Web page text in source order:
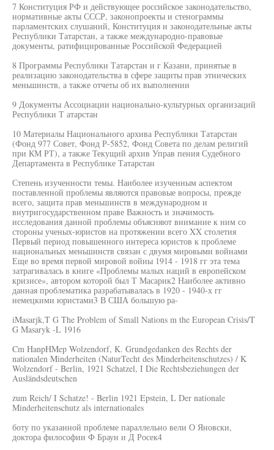
7 Конституция РФ и действующее российское законодательство,
нормативные акты СССР, законопроекты и стенограммы
парламентских слушаний, Конституция и законодательные акты
Республики Татарстан, а также международно-правовые
документы, ратифицированные Российской Федерацией
8 Программы Республики Татарстан и г Казани, принятые в
реализацию законодательства в сфере защиты прав этнических
меньшинств, а также отчеты об их выполнении
9 Документы Ассоциации национально-культурных организаций
Республики Т атарстан
10 Материалы Национального архива Республики Татарстан
(Фонд 977 Совет, Фонд Р-5852, Фонд Совета по делам религий
при КМ РТ), а также Текущий архив Управ пения Судебного
Департамента в Республике Татарстан
Степень изученности темы. Наиболее изученным аспектом
поставленной проблемы являются правовые вопросы, прежде
всего, защита прав меньшинств в международном и
внутригосударственном праве Важность и значимость
исследования данной проблемы объясняют внимание к ним со
стороны ученых-юристов на протяжении всего XX столетия
Первый период повышенного интереса юристов к проблеме
национальных меньшинств связан с двумя мировыми войнами
Еще во время первой мировой войны 1914 - 1918 гг эта тема
затрагивалась в книге «Проблемы малых наций в европейском
кризисе», автором которой был Т Масарик2 Наиболее активно
данная проблематика разрабатывалась в 1920 - 1940-х гг
немецкими юристами3 В США большую ра-
iMasarjk,T G The Problem of Small Nations m the European Crisis/T
G Masaryk -L 1916
Cm HanpHMep Wolzendorf, K. Grundgedanken des Rechts der
nationalen Minderheiten (NaturTecht des Minderheitenschutzes) / K
Wolzendorf - Berlin, 1921 Schatzel, I Die Rechtsbeziehungen der
Ausländsdeutschen
zum Reich/ I Schatze! - Berlin 1921 Epstein, L Der nationale
Minderheitenschutz als internationales
боту по указанной проблеме параллельно вели О Яновски,
доктора философии Ф Браун и Д Росек4